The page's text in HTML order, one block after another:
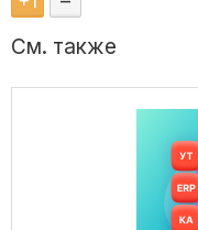
См. также